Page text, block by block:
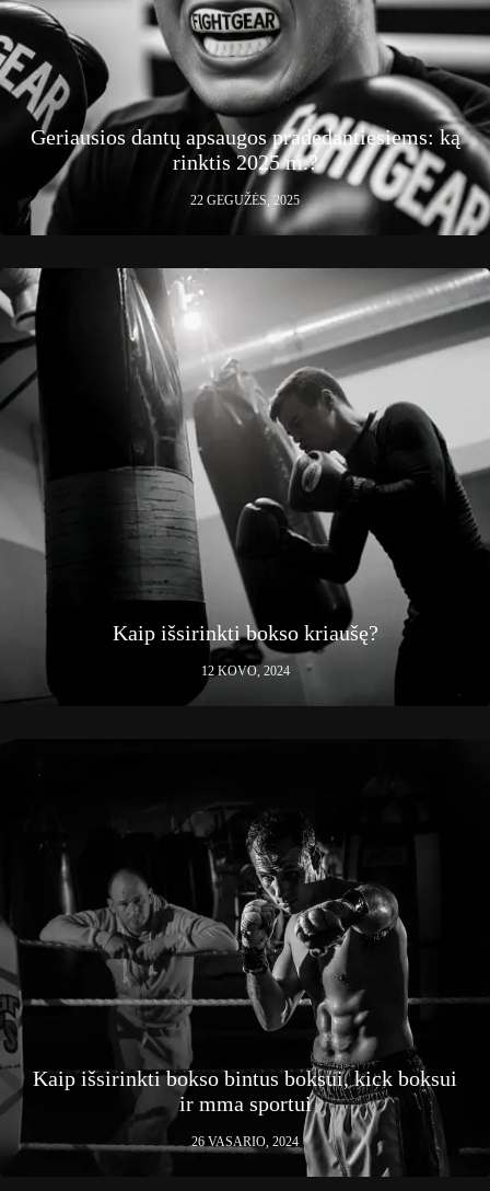
Geriausios dantų apsaugos pradedantiesiems: ką
rinktis 2025 m.?
22 GEGUŽĖS, 2025
Kaip išsirinkti bokso kriaušę?
12 KOVO, 2024
Kaip išsirinkti bokso bintus boksui, kick boksui
ir mma sportui
26 VASARIO, 2024